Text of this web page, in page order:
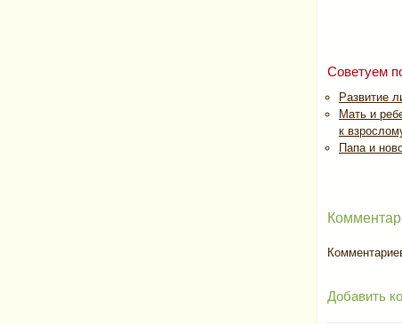
Советуем
Развитие
Мать и
к
Папа и
Добавить